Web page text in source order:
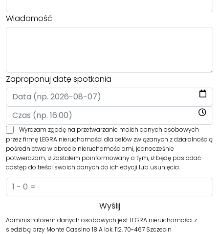
Wiadomość
Zaproponuj datę spotkania
Wyrażam zgodę na przetwarzanie moich danych osobowych
przez firmę LEGRA nieruchomości dla celów związanych z działalnością
pośrednictwa w obrocie nieruchomościami, jednocześnie
potwierdzam, iż zostałem poinformowany o tym, iż będę posiadać
dostęp do treści swoich danych do ich edycji lub usunięcia.
Administratorem danych osobowych jest LEGRA nieruchomości z
siedzibą przy Monte Cassino 18 A lok. 112, 70-467 Szczecin